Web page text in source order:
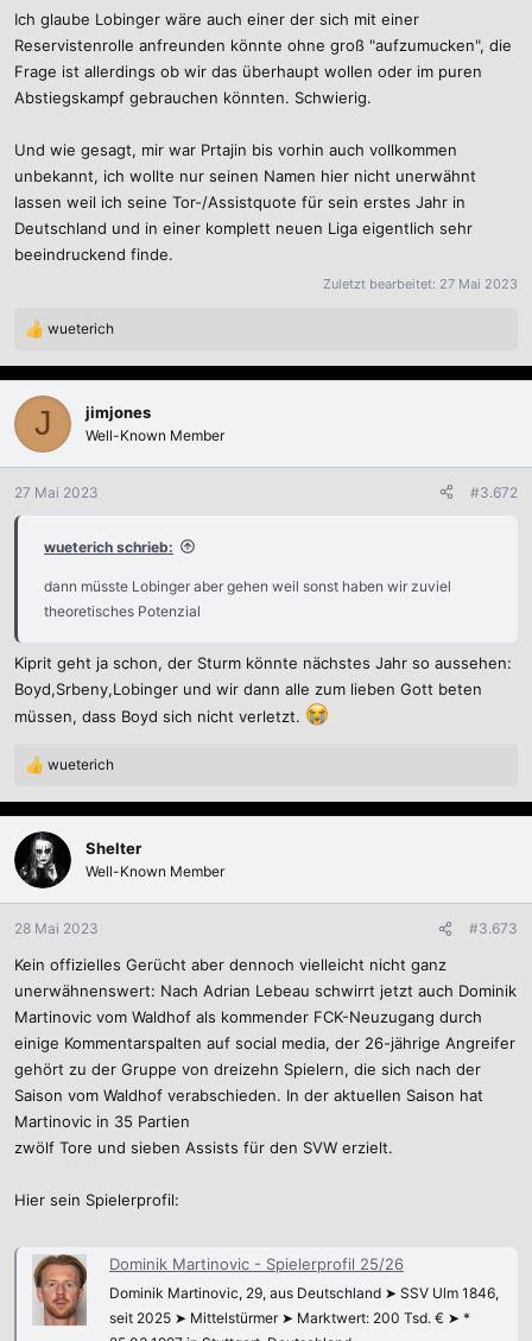
Ich glaube Lobinger wäre auch einer der sich mit einer
Reservistenrolle anfreunden könnte ohne groß "aufzumucken", die
Frage ist allerdings ob wir das überhaupt wollen oder im puren
Abstiegskampf gebrauchen könnten. Schwierig.
Und wie gesagt, mir war Prtajin bis vorhin auch vollkommen
unbekannt, ich wollte nur seinen Namen hier nicht unerwähnt
lassen weil ich seine Tor-/Assistquote für sein erstes Jahr in
Deutschland und in einer komplett neuen Liga eigentlich sehr
beeindruckend finde.
Zuletzt bearbeitet: 27 Mai 2023
R
a
k
i
o
n
wueterich
J jimjones
Well-Known Member
27 Mai 2023 #3.672
wueterich schrieb:
dann müsste Lobinger aber gehen weil sonst haben wir zuviel
theoretisches Potenzial
Kiprit geht ja schon, der Sturm könnte nächstes Jahr so aussehen:
Boyd,Srbeny,Lobinger und wir dann alle zum lieben Gott beten
müssen, dass Boyd sich nicht verletzt.
R
a
k
i
o
n
n
:
wueterich
Shelter
Well-Known Member
28 Mai 2023 #3.673
Kein offizielles Gerücht aber dennoch vielleicht nicht ganz
unerwähnenswert: Nach Adrian Lebeau schwirrt jetzt auch Dominik
Martinovic vom Waldhof als kommender FCK-Neuzugang durch
einige Kommentarspalten auf social media, der 26-jährige Angreifer
gehört zu der Gruppe von dreizehn Spielern, die sich nach der
Saison vom Waldhof verabschieden. In der aktuellen Saison hat
Martinovic in 35 Partien
zwölf Tore und sieben Assists für den SVW erzielt.
Hier sein Spielerprofil:
Dominik Martinovic - Spielerprofil 25/26
Dominik Martinovic, 29, aus Deutschland ➤ SSV Ulm 1846,
seit 2025 ➤ Mittelstürmer ➤ Marktwert: 200 Tsd. € ➤ *